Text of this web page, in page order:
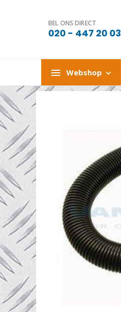
BEL ONS DIRECT
020 - 447 20 03
Webshop